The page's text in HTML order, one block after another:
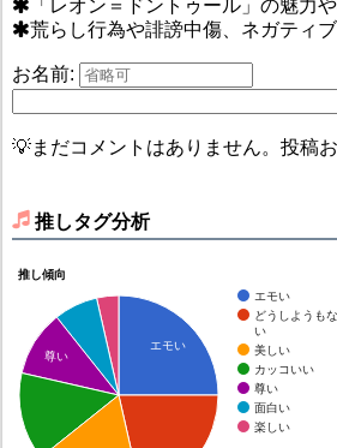
「レオン＝ドントゥール」の魅力
荒らし行為や誹謗中傷、ネガティ
お名前:
💡まだコメントはありません。投稿
推しタグ分析
推し傾向
エモい
どうしようもな
い
美しい
カッコいい
尊い
面白い
楽しい
エモい
尊い